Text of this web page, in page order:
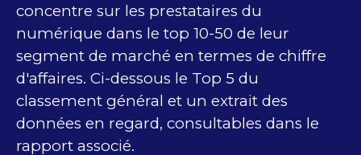
concentre sur les prestataires du
numérique dans le top 10-50 de leur
segment de marché en termes de chiffre
d'affaires. Ci-dessous le Top 5 du
classement général et un extrait des
données en regard, consultables dans le
rapport associé.